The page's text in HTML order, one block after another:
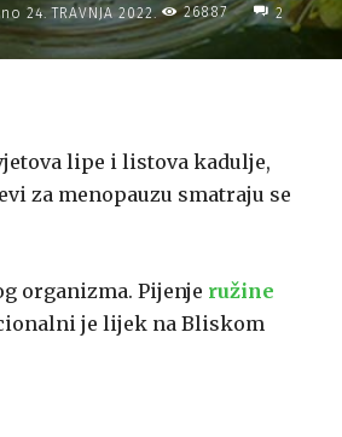
24. TRAVNJA 2022. 26887 2
lipe i listova kadulje,
za menopauzu smatraju se
organizma. Pijenje ružine
je lijek na Bliskom